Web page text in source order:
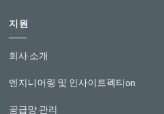
지원
회사 소개
엔지니어링 및 인사이트 펙티on
공급망 관리